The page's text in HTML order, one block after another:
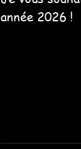
année 2026 !